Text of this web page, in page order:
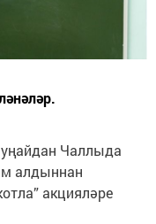
Чаллыда
алдыннан
акцияләре